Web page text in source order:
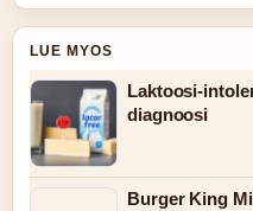
LUE MYOS
Laktoosi-
diagnoosi
Burger King